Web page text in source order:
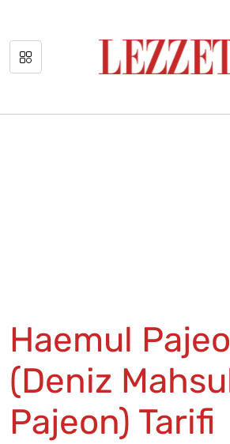
Haemul
(Deniz
Pajeon) Tarifi